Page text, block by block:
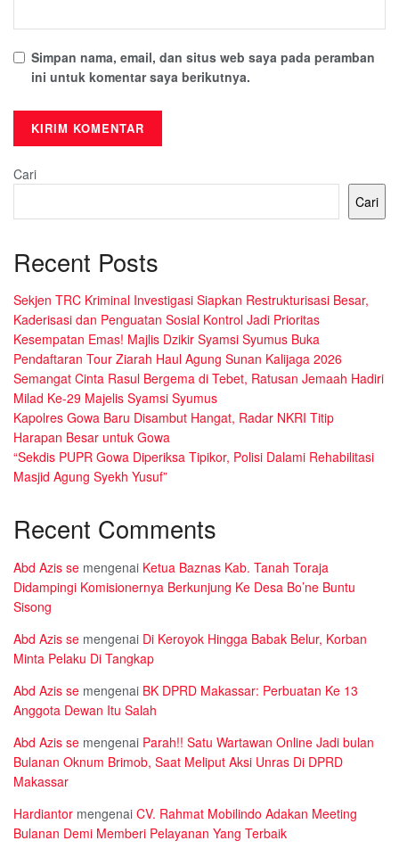
Simpan nama, email, dan situs web saya pada peramban
ini untuk komentar saya berikutnya.
Cari
Cari
Recent Posts
Sekjen TRC Kriminal Investigasi Siapkan Restrukturisasi Besar,
Kaderisasi dan Penguatan Sosial Kontrol Jadi Prioritas
Kesempatan Emas! Majlis Dzikir Syamsi Syumus Buka
Pendaftaran Tour Ziarah Haul Agung Sunan Kalijaga 2026
Semangat Cinta Rasul Bergema di Tebet, Ratusan Jemaah Hadiri
Milad Ke-29 Majelis Syamsi Syumus
Kapolres Gowa Baru Disambut Hangat, Radar NKRI Titip
Harapan Besar untuk Gowa
“Sekdis PUPR Gowa Diperiksa Tipikor, Polisi Dalami Rehabilitasi
Masjid Agung Syekh Yusuf”
Recent Comments
Abd Azis se mengenai Ketua Baznas Kab. Tanah Toraja
Didampingi Komisionernya Berkunjung Ke Desa Bo’ne Buntu
Sisong
Abd Azis se mengenai Di Keroyok Hingga Babak Belur, Korban
Minta Pelaku Di Tangkap
Abd Azis se mengenai BK DPRD Makassar: Perbuatan Ke 13
Anggota Dewan Itu Salah
Abd Azis se mengenai Parah!! Satu Wartawan Online Jadi bulan
Bulanan Oknum Brimob, Saat Meliput Aksi Unras Di DPRD
Makassar
Hardiantor mengenai CV. Rahmat Mobilindo Adakan Meeting
Bulanan Demi Memberi Pelayanan Yang Terbaik